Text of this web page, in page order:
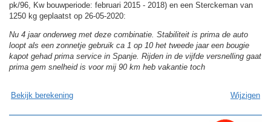
pk/96, Kw bouwperiode: februari 2015 - 2018) en een Sterckeman van
1250 kg geplaatst op 26-05-2020:
Nu 4 jaar onderweg met deze combinatie. Stabiliteit is prima de auto
loopt als een zonnetje gebruik ca 1 op 10 het tweede jaar een bougie
kapot gehad prima service in Spanje. Rijden in de vijfde versnelling gaat
prima gem snelheid is voor mij 90 km heb vakantie toch
Bekijk berekening Wijzigen